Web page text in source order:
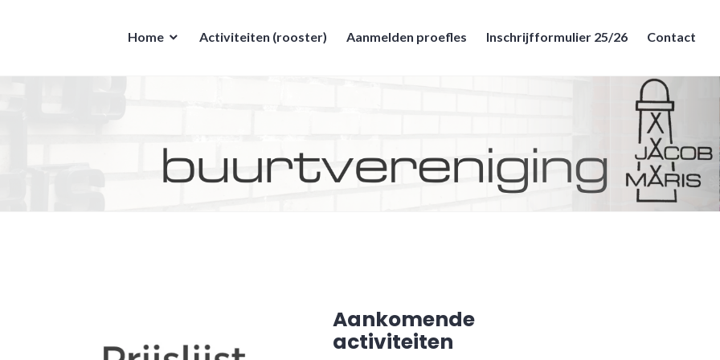
Home Activiteiten (rooster) Aanmelden proefles Inschrijfformulier 25/26 Contact
Aankomende
activiteiten